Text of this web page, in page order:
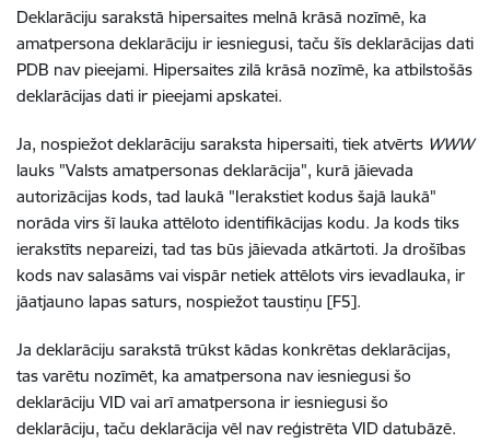
Deklarāciju sarakstā hipersaites melnā krāsā nozīmē, ka
amatpersona deklarāciju ir iesniegusi, taču šīs deklarācijas dati
PDB nav pieejami. Hipersaites zilā krāsā nozīmē, ka atbilstošās
deklarācijas dati ir pieejami apskatei.
Ja, nospiežot deklarāciju saraksta hipersaiti, tiek atvērts WWW
lauks "Valsts amatpersonas deklarācija", kurā jāievada
autorizācijas kods, tad laukā "Ierakstiet kodus šajā laukā"
norāda virs šī lauka attēloto identifikācijas kodu. Ja kods tiks
ierakstīts nepareizi, tad tas būs jāievada atkārtoti. Ja drošības
kods nav salasāms vai vispār netiek attēlots virs ievadlauka, ir
jāatjauno lapas saturs, nospiežot taustiņu [F5].
Ja deklarāciju sarakstā trūkst kādas konkrētas deklarācijas,
tas varētu nozīmēt, ka amatpersona nav iesniegusi šo
deklarāciju VID vai arī amatpersona ir iesniegusi šo
deklarāciju, taču deklarācija vēl nav reģistrēta VID datubāzē.